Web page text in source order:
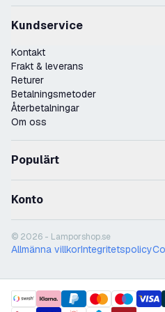
Kundservice
Kontakt
Frakt & leverans
Returer
Betalningsmetoder
Återbetalningar
Om oss
Populärt
Konto
© 2026 - Lamporshop.se
Allmänna villkorIntegritetspolicy
payment methods